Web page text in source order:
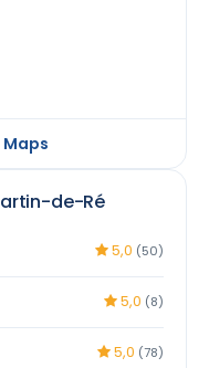
de-Ré
5,0 (50)
5,0 (8)
5,0 (78)